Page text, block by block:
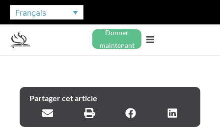
Français
Donner
maintenant
Partager cet article